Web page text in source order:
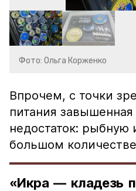
Фото: Ольга Корженко
Впрочем, с точки
питания
недостаток: рыбную
большом
«Икра — кладезь